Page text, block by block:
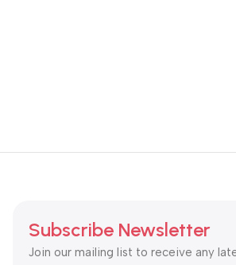
Subscribe Newsletter
Join our mailing list to receive any